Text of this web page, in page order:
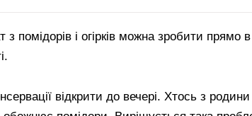
помідорів і огірків можна зробити прямо
відкрити до вечері. Хтось з